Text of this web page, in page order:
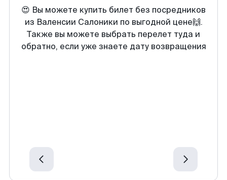
😍 Вы можете купить билет без посредников
из Валенсии Салоники по выгодной цене🙌.
Также вы можете выбрать перелет туда и
обратно, если уже знаете дату возвращения